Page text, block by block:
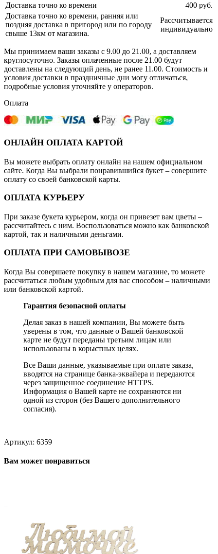
Доставка точно ко времени
400 руб.
Доставка точно ко времени, ранняя или
поздняя доставка в пригород или по городу
свыше 13км от магазина.
Рассчитывается
индивидуально
Мы принимаем ваши заказы с 9.00 до 21.00, а доставляем
круглосуточно. Заказы оплаченные после 21.00 будут
доставлены на следующий день, не ранее 11.00. Стоимость и
условия доставки в праздничные дни могу отличаться,
подробные условия уточняйте у операторов.
Оплата
ОНЛАЙН ОПЛАТА КАРТОЙ
Вы можете выбрать оплату онлайн на нашем официальном
сайте. Когда Вы выбрали понравившийся букет – совершите
оплату со своей банковской карты.
ОПЛАТА КУРЬЕРУ
При заказе букета курьером, когда он привезет вам цветы –
рассчитайтесь с ним. Воспользоваться можно как банковской
картой, так и наличными деньгами.
ОПЛАТА ПРИ САМОВЫВОЗЕ
Когда Вы совершаете покупку в нашем магазине, то можете
рассчитаться любым удобным для вас способом – наличными
или банковской картой.
Гарантия безопасной оплаты
Делая заказ в нашей компании, Вы можете быть
уверены в том, что данные о Вашей банковской
карте не будут переданы третьим лицам или
использованы в корыстных целях.
Все Ваши данные, указываемые при оплате заказа,
вводятся на странице банка-эквайера и передаются
через защищенное соединение HTTPS.
Информация о Вашей карте не сохраняются ни
одной из сторон (без Вашего дополнительного
согласия).
Артикул: 6359
Вам может понравиться